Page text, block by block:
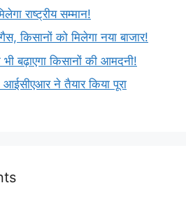
राष्ट्रीय सम्मान!
किसानों को मिलेगा नया बाजार!
बढ़ाएगा किसानों की आमदनी!
आईसीएआर ने तैयार किया पूरा